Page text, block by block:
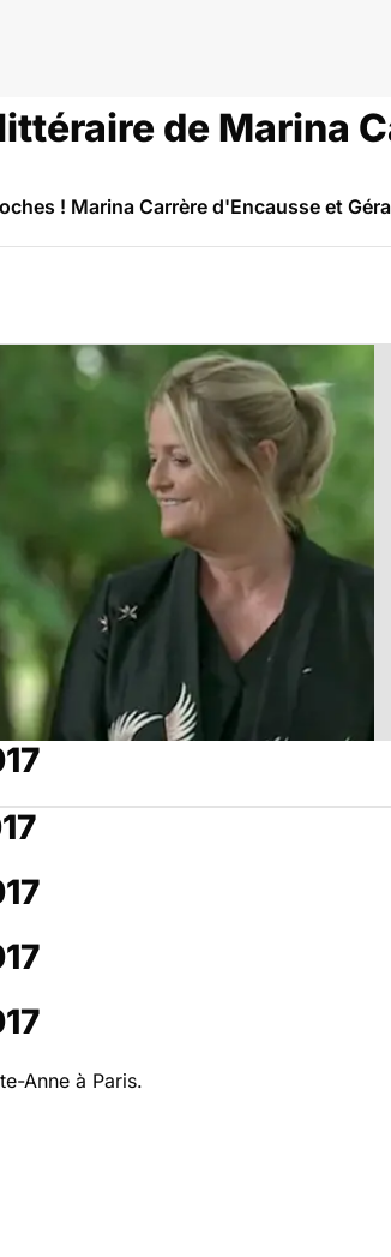
de Marina
! Marina Carrère d'Encausse et
Anne à Paris.